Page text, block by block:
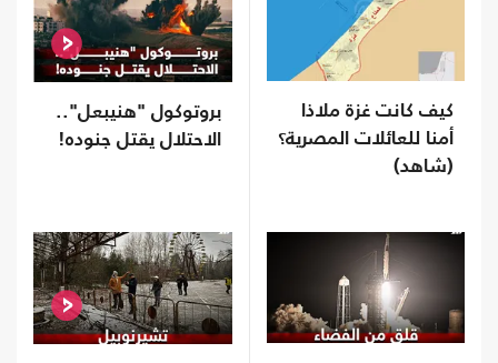
كيف كانت غزة ملاذا
أمنا للعائلات المصرية؟
(شاهد)
بروتوكول "هنيبعل"..
الاحتلال يقتل جنوده!